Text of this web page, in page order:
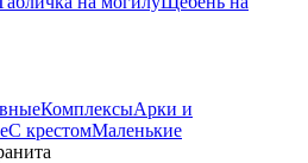
КомплексыАрки и
С крестомМаленькие